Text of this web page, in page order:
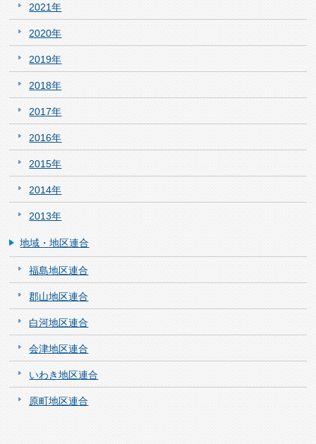
2021年
2020年
2019年
2018年
2017年
2016年
2015年
2014年
2013年
地域・地区連合
福島地区連合
郡山地区連合
白河地区連合
会津地区連合
いわき地区連合
原町地区連合